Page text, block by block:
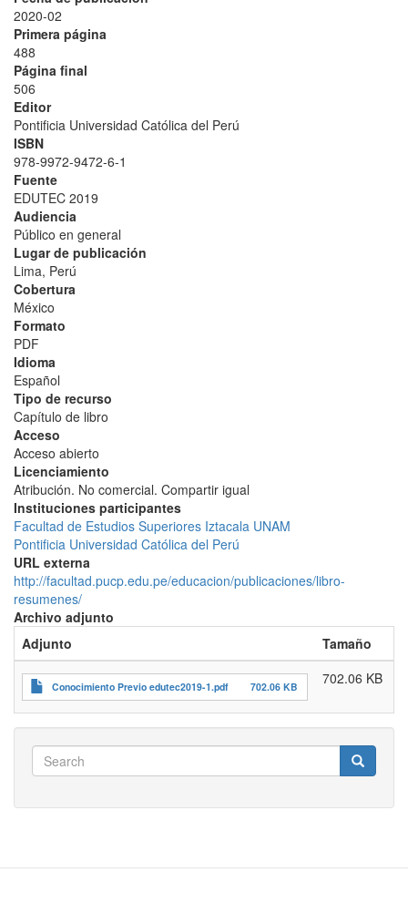
2020-02
Primera página
488
Página final
506
Editor
Pontificia Universidad Católica del Perú
ISBN
978-9972-9472-6-1
Fuente
EDUTEC 2019
Audiencia
Público en general
Lugar de publicación
Lima, Perú
Cobertura
México
Formato
PDF
Idioma
Español
Tipo de recurso
Capítulo de libro
Acceso
Acceso abierto
Licenciamiento
Atribución. No comercial. Compartir igual
Instituciones participantes
Facultad de Estudios Superiores Iztacala UNAM
Pontificia Universidad Católica del Perú
URL externa
http://facultad.pucp.edu.pe/educacion/publicaciones/libro-
resumenes/
Archivo adjunto
Adjunto
Tamaño
Conocimiento Previo edutec2019-1.pdf 702.06 KB 702.06 KB
Search
Search Search